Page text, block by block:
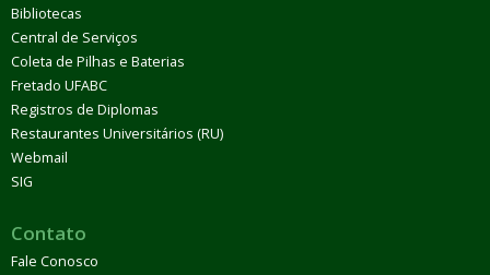
Bibliotecas
Central de Serviços
Coleta de Pilhas e Baterias
Fretado UFABC
Registros de Diplomas
Restaurantes Universitários (RU)
Webmail
SIG
Contato
Fale Conosco